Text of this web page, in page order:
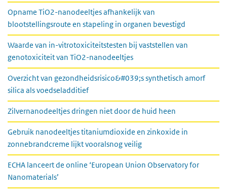
Opname TiO2-nanodeeltjes afhankelijk van
blootstellingsroute en stapeling in organen bevestigd
Waarde van in-vitrotoxiciteitstesten bij vaststellen van
genotoxiciteit van TiO2-nanodeeltjes
Overzicht van gezondheidsrisico&#039;s synthetisch amorf
silica als voedseladditief
Zilvernanodeeltjes dringen niet door de huid heen
Gebruik nanodeeltjes titaniumdioxide en zinkoxide in
zonnebrandcreme lijkt vooralsnog veilig
ECHA lanceert de online ‘European Union Observatory for
Nanomaterials’